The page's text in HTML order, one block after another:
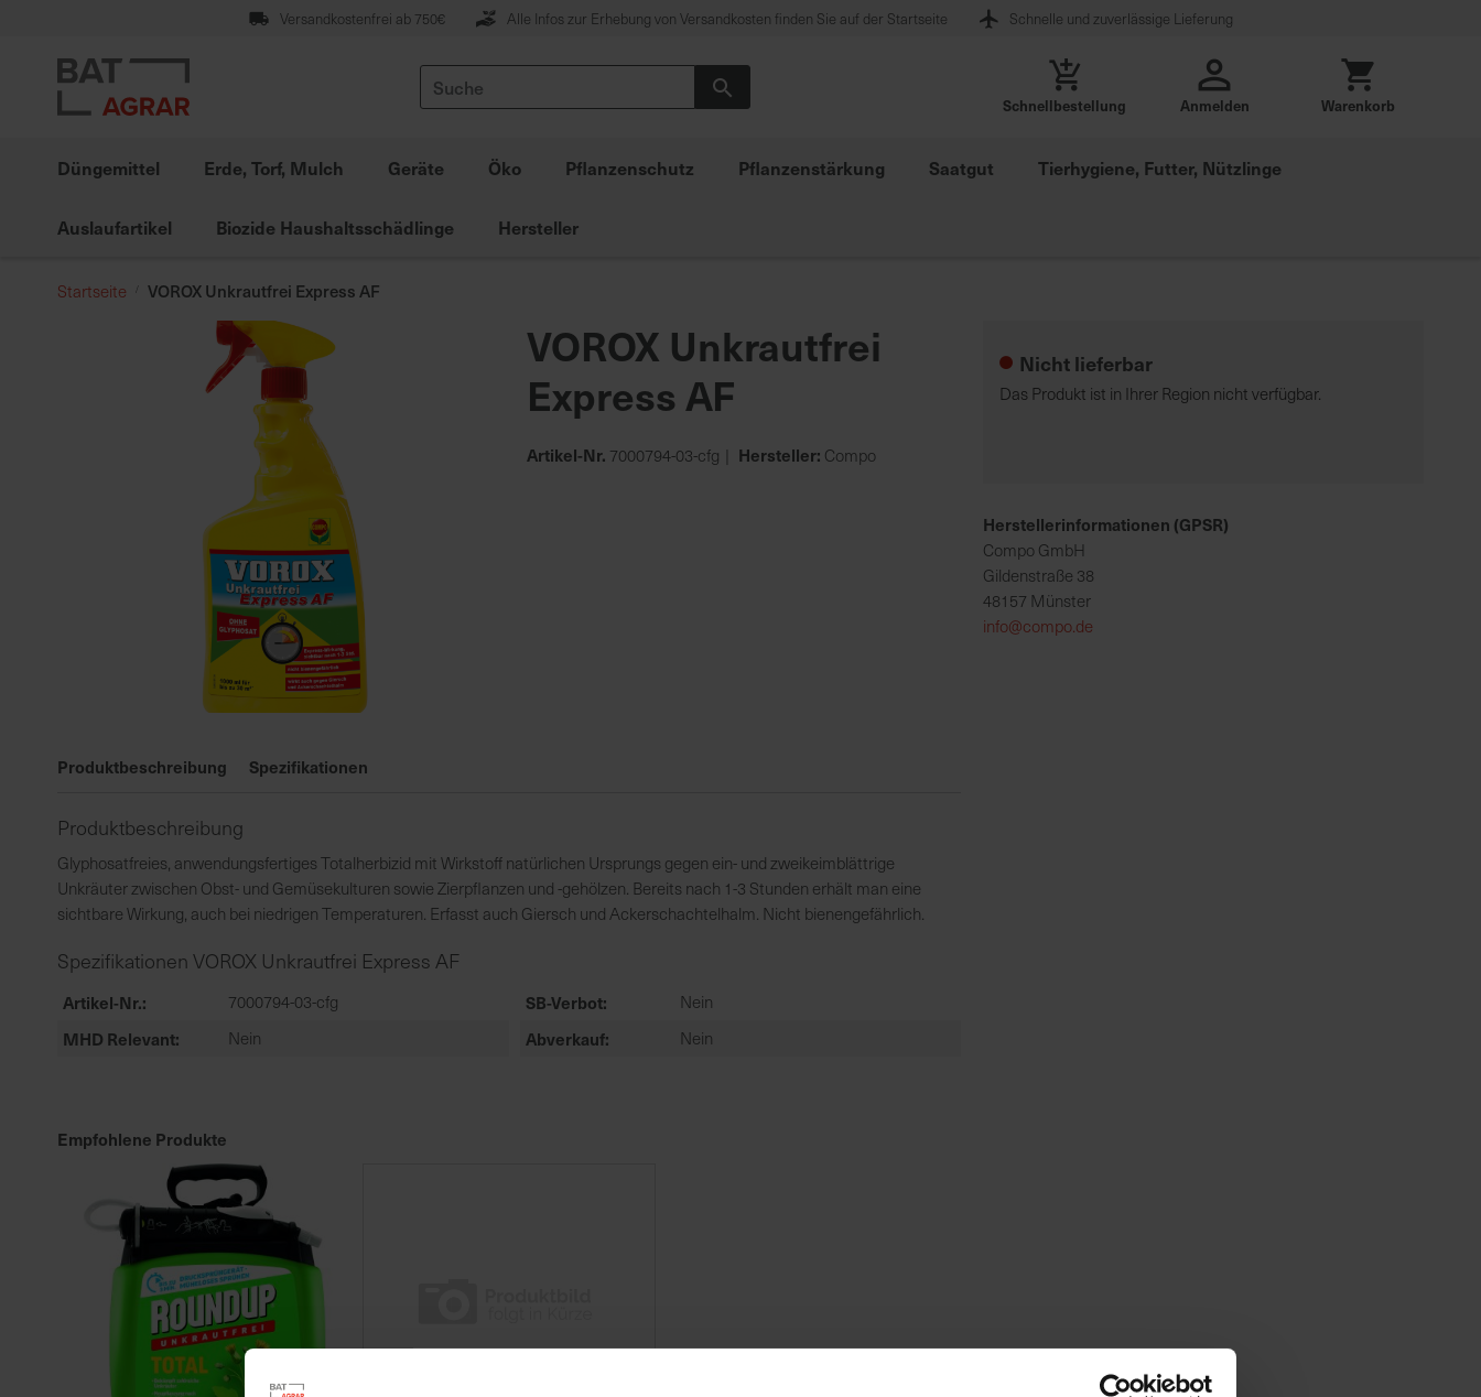
springen
Versandkostenfrei ab 750€ Alle Infos zur Erhebung von Versandkosten finden Sie auf der Startseite Schnelle und zuverlässige Lieferung
Suche
Schnellbestellung Anmelden Warenkorb
Düngemittel Erde, Torf, Mulch Geräte Öko Pflanzenschutz Pflanzenstärkung Saatgut Tierhygiene, Futter, Nützlinge
Auslaufartikel Biozide Haushaltsschädlinge Hersteller
Startseite VOROX Unkrautfrei Express AF
der
springen
VOROX Unkrautfrei
Express AF
Artikel-Nr. 7000794-03-cfg Hersteller: Compo
Produktbeschreibung Spezifikationen
Produktbeschreibung
Glyphosatfreies, anwendungsfertiges Totalherbizid mit Wirkstoff natürlichen Ursprungs gegen ein- und zweikeimblättrige
Unkräuter zwischen Obst- und Gemüsekulturen sowie Zierpflanzen und -gehölzen. Bereits nach 1-3 Stunden erhält man eine
sichtbare Wirkung, auch bei niedrigen Temperaturen. Erfasst auch Giersch und Ackerschachtelhalm. Nicht bienengefährlich.
Spezifikationen VOROX Unkrautfrei Express AF
Artikel-Nr. 7000794-03-cfg SB-Verbot Nein
MHD Relevant Nein Abverkauf Nein
Empfohlene Produkte
Nicht lieferbar
Das Produkt ist in Ihrer Region nicht verfügbar.
Herstellerinformationen (GPSR)
Compo GmbH
Gildenstraße 38
48157 Münster
info@compo.de